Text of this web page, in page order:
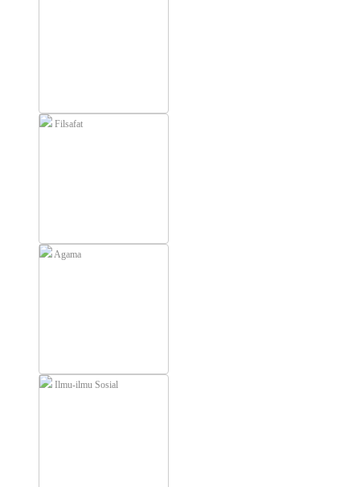
Filsafat
Agama
Ilmu-ilmu Sosial